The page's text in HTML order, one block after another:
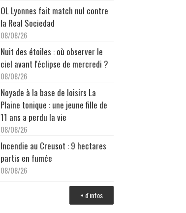
OL Lyonnes fait match nul contre
la Real Sociedad
08/08/26
Nuit des étoiles : où observer le
ciel avant l'éclipse de mercredi ?
08/08/26
Noyade à la base de loisirs La
Plaine tonique : une jeune fille de
11 ans a perdu la vie
08/08/26
Incendie au Creusot : 9 hectares
partis en fumée
08/08/26
+ d'infos